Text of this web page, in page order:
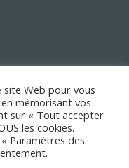
site Web pour vous
mémorisant vos
sur « Tout accepter
les cookies.
Paramètres des